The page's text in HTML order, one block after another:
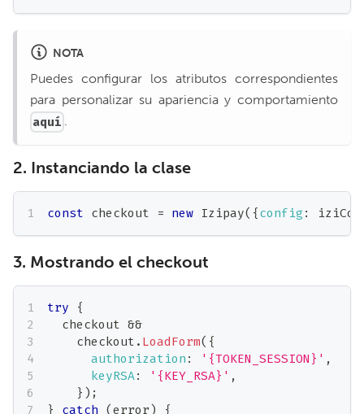
NOTA
Puedes configurar los atributos correspondientes
para personalizar su apariencia y comportamiento
aquí .
2. Instanciando la clase
const checkout = new Izipay( {config :
3. Mostrando el checkout
try {
  checkout
&&
    checkout
. LoadForm( {
authorization : '{TOKEN_SESSION}' ,
keyRSA: '{KEY_RSA}' ,
} ) ;
} catch (error) {